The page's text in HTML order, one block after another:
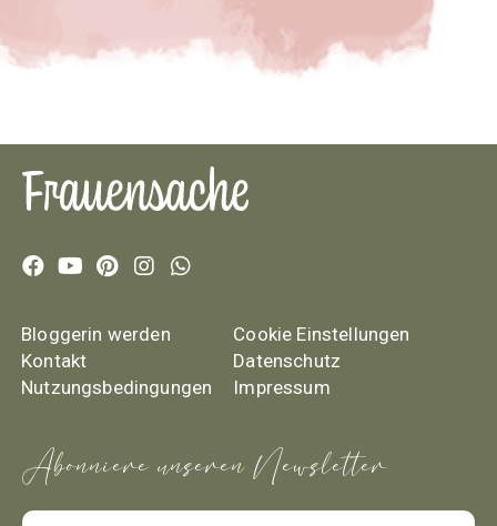
Bloggerin werden
Kontakt
Nutzungsbedingungen
Cookie Einstellungen
Datenschutz
Impressum
Abonniere unseren Newsletter